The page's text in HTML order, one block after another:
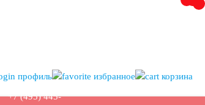
профиль избранное корзина
+7 (495)445-